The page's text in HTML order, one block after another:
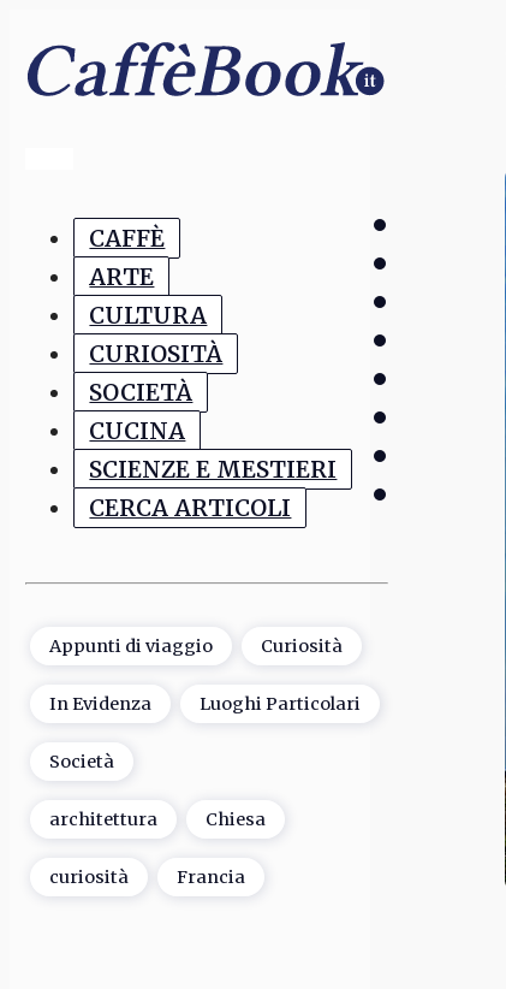
CAFFÈ
ARTE
CULTURA
CURIOSITÀ
SOCIETÀ
CUCINA
SCIENZE E MESTIERI
CERCA ARTICOLI
Appunti di viaggio Curiosità
In Evidenza Luoghi Particolari
Società
architettura Chiesa
curiosità Francia